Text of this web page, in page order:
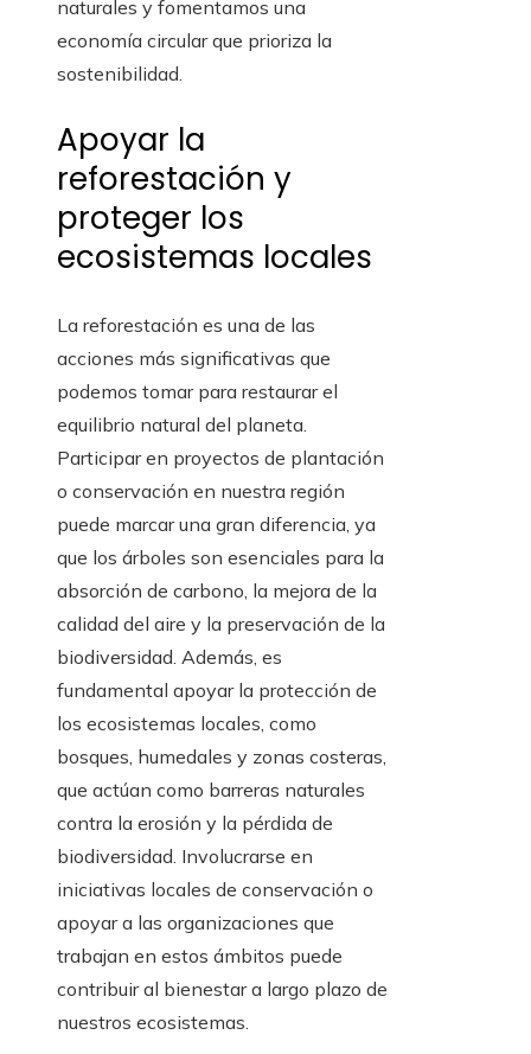
naturales y fomentamos una
economía circular que prioriza la
sostenibilidad.
Apoyar la
reforestación y
proteger los
ecosistemas locales
La reforestación es una de las
acciones más significativas que
podemos tomar para restaurar el
equilibrio natural del planeta.
Participar en proyectos de plantación
o conservación en nuestra región
puede marcar una gran diferencia, ya
que los árboles son esenciales para la
absorción de carbono, la mejora de la
calidad del aire y la preservación de la
biodiversidad. Además, es
fundamental apoyar la protección de
los ecosistemas locales, como
bosques, humedales y zonas costeras,
que actúan como barreras naturales
contra la erosión y la pérdida de
biodiversidad. Involucrarse en
iniciativas locales de conservación o
apoyar a las organizaciones que
trabajan en estos ámbitos puede
contribuir al bienestar a largo plazo de
nuestros ecosistemas.